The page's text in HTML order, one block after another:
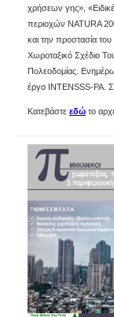
χρήσεων γης»,
περιοχών NATURA
και την προστασία
Χωροταξικό Σχέδιο
Πολεοδομίας.
έργο INTENSSS-PA.
Κατεβάστε εδώ το